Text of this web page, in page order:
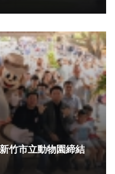
竹市立動物園締結